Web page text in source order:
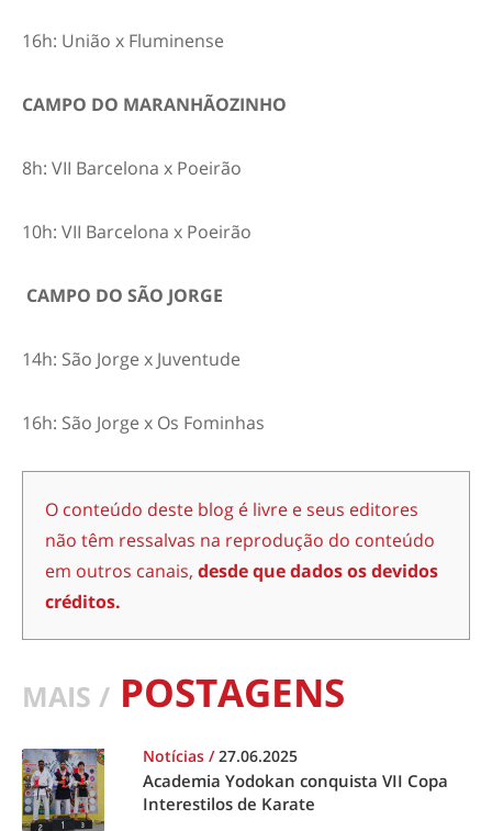
16h: União x Fluminense
CAMPO DO MARANHÃOZINHO
8h: VII Barcelona x Poeirão
10h: VII Barcelona x Poeirão
CAMPO DO SÃO JORGE
14h: São Jorge x Juventude
16h: São Jorge x Os Fominhas
O conteúdo deste blog é livre e seus editores
não têm ressalvas na reprodução do conteúdo
em outros canais, desde que dados os devidos
créditos.
MAIS / POSTAGENS
Notícias /27.06.2025
Academia Yodokan conquista VII Copa
Interestilos de Karate